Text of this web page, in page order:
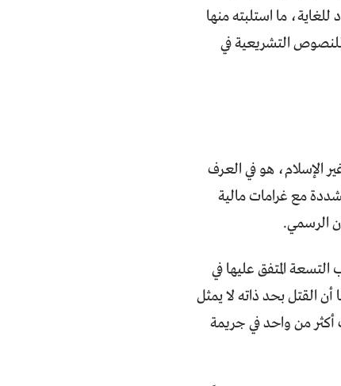
ما استلبته منها
للنصوص التشريعية في
الإسلام، هو في العرف
مع غرامات مالية
الرسمي.
التسعة المتفق عليها في
القتل بحد ذاته لا يمثل
أكثر من واحد في جريمة